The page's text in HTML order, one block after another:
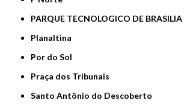
PARQUE TECNOLOGICO DE
Planaltina
Por do Sol
Praça dos Tribunais
Santo Antônio do Descoberto